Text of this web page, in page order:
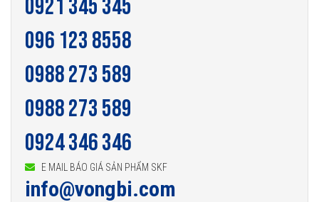
0921 345 345
096 123 8558
0988 273 589
0988 273 589
0924 346 346
E MAIL BÁO GIÁ SẢN PHẨM SKF
info@vongbi.com